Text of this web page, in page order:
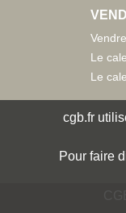
Le
Le
cgb.fr
Pour faire